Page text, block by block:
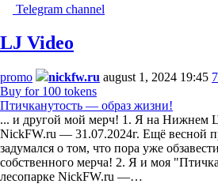
Telegram channel
LJ Video
promo nickfw.ru august 1, 2024 19:45
Buy for 100 tokens
Птичканутость — образ жизни!
... и другой мой мерч! 1. Я на Нижнем
NickFW.ru — 31.07.2024г. Ещё весной
задумался о том, что пора уже
собственного мерча! 2. Я и моя
лесопарке NickFW.ru —…